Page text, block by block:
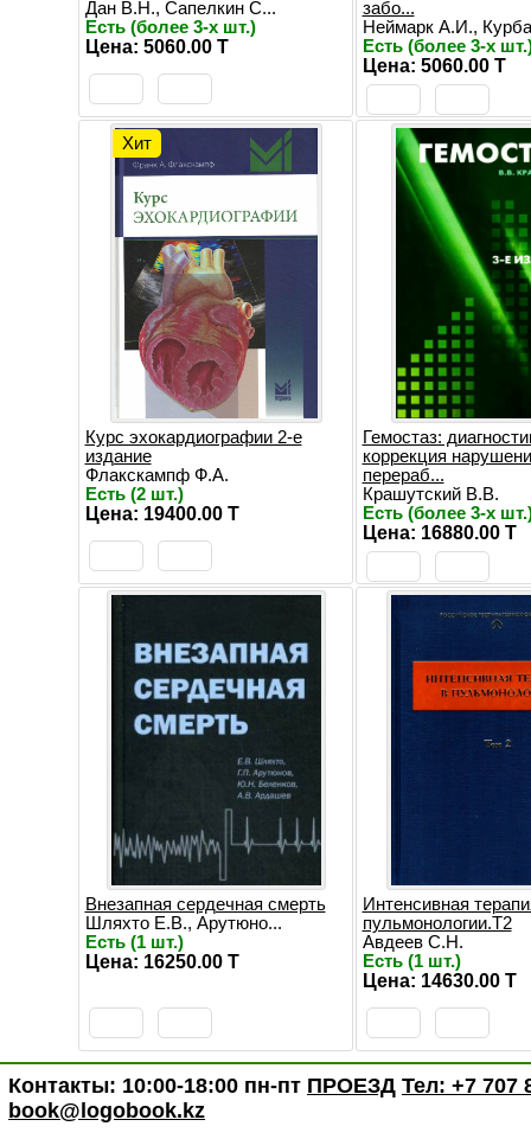
Дан В.Н., Сапелкин С...
Есть (более 3-х шт.)
Цена: 5060.00 T
забо...
Неймарк А.И.,
Есть (более 3-х
Цена: 5060.00 T
Хит
Курс эхокардиографии 2-е
издание
Флакскампф Ф.А.
Есть (2 шт.)
Цена: 19400.00 T
Гемостаз:
коррекция
перераб...
Крашутский В.В.
Есть (более 3-х
Цена: 16880.00 T
Внезапная сердечная смерть
Шляхто Е.В., Арутюно...
Есть (1 шт.)
Цена: 16250.00 T
Интенсивная
пульмонологии.Т2
Авдеев С.Н.
Есть (1 шт.)
Цена: 14630.00 T
Контакты: 10:00-18:00 пн-пт ПРОЕЗД Тел: +7 707
book@logobook.kz